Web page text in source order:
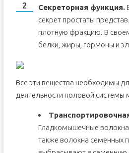
Секреторная функция.
секрет простаты
плотную фракцию. В
белки, жиры, гормоны и
Все эти вещества необходимы
деятельности половой системы
Гладкомышечные волокна
также волокна семенных